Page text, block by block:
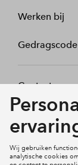
Werken bij
Gedragscode
Contact
Mijn profiel